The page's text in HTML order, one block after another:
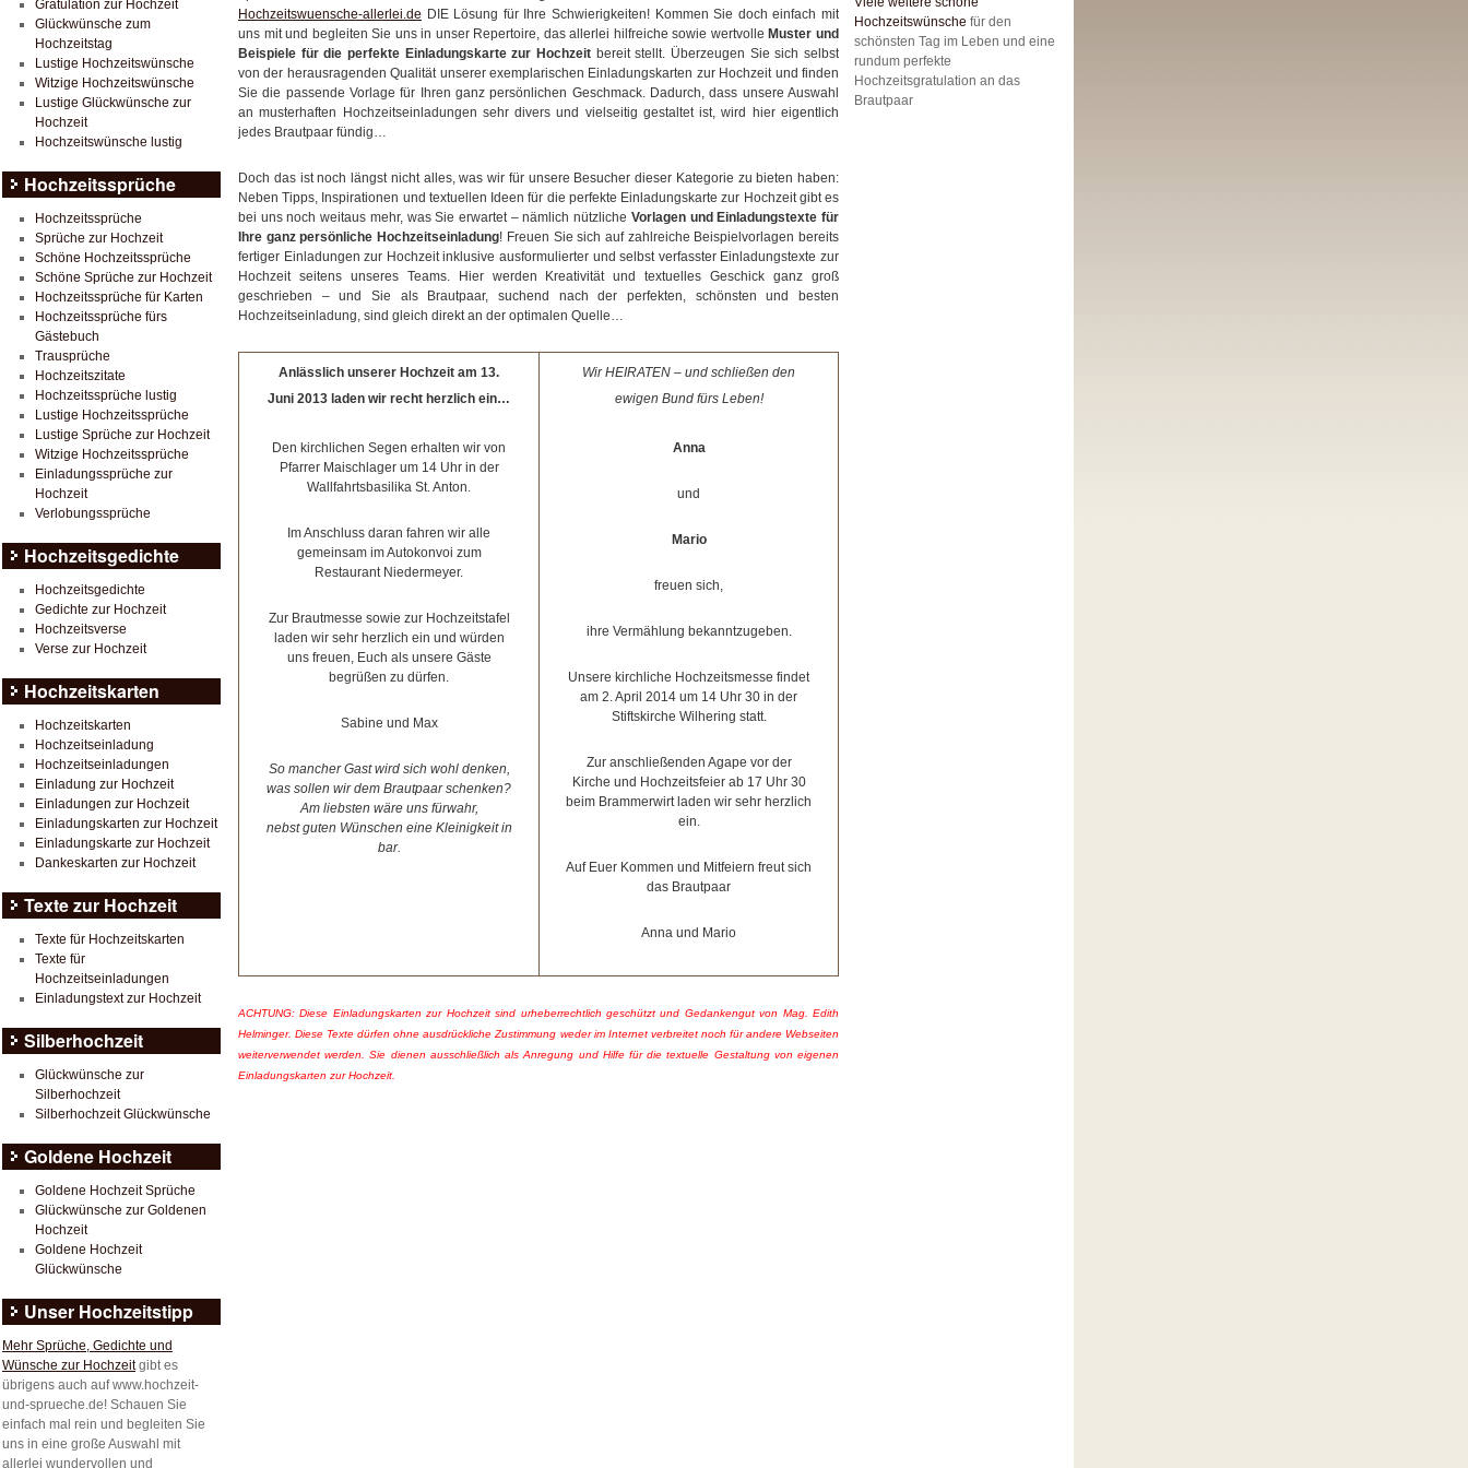
Hochzeitswuensche-allerlei.de DIE Lösung für Ihre Schwierigkeiten! Kommen Sie doch einfach mit
uns mit und begleiten Sie uns in unser Repertoire, das allerlei hilfreiche sowie wertvolle Muster und
Beispiele für die perfekte Einladungskarte zur Hochzeit bereit stellt. Überzeugen Sie sich selbst
von der herausragenden Qualität unserer exemplarischen Einladungskarten zur Hochzeit und finden
Sie die passende Vorlage für Ihren ganz persönlichen Geschmack. Dadurch, dass unsere Auswahl
an musterhaften Hochzeitseinladungen sehr divers und vielseitig gestaltet ist, wird hier eigentlich
jedes Brautpaar fündig…
Doch das ist noch längst nicht alles, was wir für unsere Besucher dieser Kategorie zu bieten haben:
Neben Tipps, Inspirationen und textuellen Ideen für die perfekte Einladungskarte zur Hochzeit gibt es
bei uns noch weitaus mehr, was Sie erwartet – nämlich nützliche Vorlagen und Einladungstexte für
Ihre ganz persönliche Hochzeitseinladung! Freuen Sie sich auf zahlreiche Beispielvorlagen bereits
fertiger Einladungen zur Hochzeit inklusive ausformulierter und selbst verfasster Einladungstexte zur
Hochzeit seitens unseres Teams. Hier werden Kreativität und textuelles Geschick ganz groß
geschrieben – und Sie als Brautpaar, suchend nach der perfekten, schönsten und besten
Hochzeitseinladung, sind gleich direkt an der optimalen Quelle…
Anlässlich unserer Hochzeit am 13.
Juni 2013 laden wir recht herzlich ein…
Den kirchlichen Segen erhalten wir von
Pfarrer Maischlager um 14 Uhr in der
Wallfahrtsbasilika St. Anton.
Im Anschluss daran fahren wir alle
gemeinsam im Autokonvoi zum
Restaurant Niedermeyer.
Zur Brautmesse sowie zur Hochzeitstafel
laden wir sehr herzlich ein und würden
uns freuen, Euch als unsere Gäste
begrüßen zu dürfen.
Sabine und Max
So mancher Gast wird sich wohl denken,
was sollen wir dem Brautpaar schenken?
Am liebsten wäre uns fürwahr,
nebst guten Wünschen eine Kleinigkeit in
bar.
Wir HEIRATEN – und schließen den
ewigen Bund fürs Leben!
Anna
und
Mario
freuen sich,
ihre Vermählung bekanntzugeben.
Unsere kirchliche Hochzeitsmesse findet
am 2. April 2014 um 14 Uhr 30 in der
Stiftskirche Wilhering statt.
Zur anschließenden Agape vor der
Kirche und Hochzeitsfeier ab 17 Uhr 30
beim Brammerwirt laden wir sehr herzlich
ein.
Auf Euer Kommen und Mitfeiern freut sich
das Brautpaar
Anna und Mario
ACHTUNG: Diese Einladungskarten zur Hochzeit sind urheberrechtlich geschützt und Gedankengut von Mag. Edith
Helminger. Diese Texte dürfen ohne ausdrückliche Zustimmung weder im Internet verbreitet noch für andere Webseiten
weiterverwendet werden. Sie dienen ausschließlich als Anregung und Hilfe für die textuelle Gestaltung von eigenen
Einladungskarten zur Hochzeit.
Gratulation zur Hochzeit
Glückwünsche zum
Hochzeitstag
Lustige Hochzeitswünsche
Witzige Hochzeitswünsche
Lustige Glückwünsche zur
Hochzeit
Hochzeitswünsche lustig
Hochzeitssprüche
Hochzeitssprüche
Sprüche zur Hochzeit
Schöne Hochzeitssprüche
Schöne Sprüche zur Hochzeit
Hochzeitssprüche für Karten
Hochzeitssprüche fürs
Gästebuch
Trausprüche
Hochzeitszitate
Hochzeitssprüche lustig
Lustige Hochzeitssprüche
Lustige Sprüche zur Hochzeit
Witzige Hochzeitssprüche
Einladungssprüche zur
Hochzeit
Verlobungssprüche
Hochzeitsgedichte
Hochzeitsgedichte
Gedichte zur Hochzeit
Hochzeitsverse
Verse zur Hochzeit
Hochzeitskarten
Hochzeitskarten
Hochzeitseinladung
Hochzeitseinladungen
Einladung zur Hochzeit
Einladungen zur Hochzeit
Einladungskarten zur Hochzeit
Einladungskarte zur Hochzeit
Dankeskarten zur Hochzeit
Texte zur Hochzeit
Texte für Hochzeitskarten
Texte für
Hochzeitseinladungen
Einladungstext zur Hochzeit
Silberhochzeit
Glückwünsche zur
Silberhochzeit
Silberhochzeit Glückwünsche
Goldene Hochzeit
Goldene Hochzeit Sprüche
Glückwünsche zur Goldenen
Hochzeit
Goldene Hochzeit
Glückwünsche
Unser Hochzeitstipp
Mehr Sprüche, Gedichte und
Wünsche zur Hochzeitgibt es
übrigens auch auf www.hochzeit-
und-sprueche.de! Schauen Sie
einfach mal rein und begleiten Sie
uns in eine große Auswahl mit
allerlei wundervollen und
Hochzeitswünsche für den
schönsten Tag im Leben und eine
rundum perfekte
Hochzeitsgratulation an das
Brautpaar